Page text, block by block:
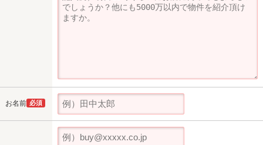
お名前 必須